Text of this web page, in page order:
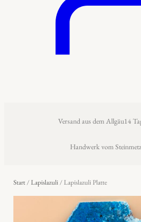
Versand aus dem Allgäu14
Handwerk vom
Start/Lapislazuli/ Lapislazuli Platte